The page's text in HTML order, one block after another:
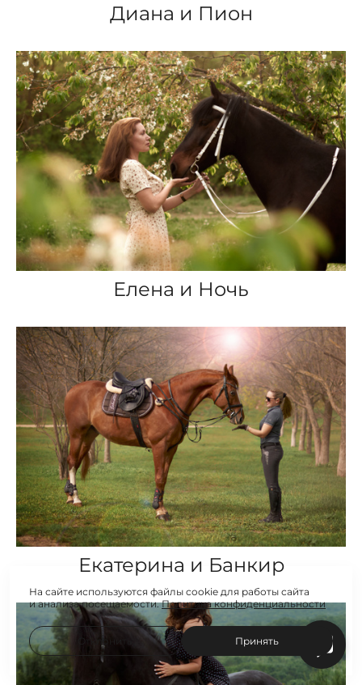
Диана и Пион
Елена и Ночь
Екатерина и Банкир
На сайте используются файлы cookie для работы сайта
и анализа посещаемости.Политика конфиденциальности
Принять